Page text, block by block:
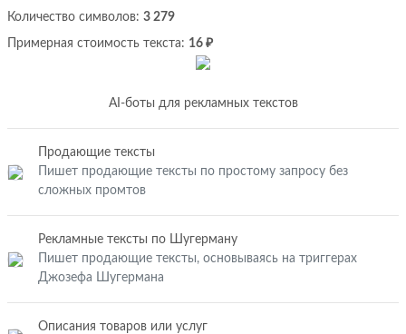
Количество символов: 3 279
Примерная стоимость текста: 16 ₽
AI-боты для рекламных текстов
Продающие тексты
Пишет продающие тексты по простому запросу без
сложных промтов
Рекламные тексты по Шугерману
Пишет продающие тексты, основываясь на триггерах
Джозефа Шугермана
Описания товаров или услуг